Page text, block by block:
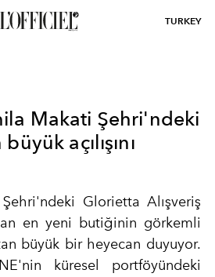
TURKEY
Makati Şehri'ndeki
açılışını
Glorietta Alışveriş
en yeni butiğinin görkemli
büyük bir heyecan duyuyor.
küresel portföyündeki